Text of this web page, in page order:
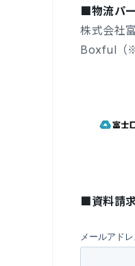
■物流パー
株式会社
Boxful（※
■資料請